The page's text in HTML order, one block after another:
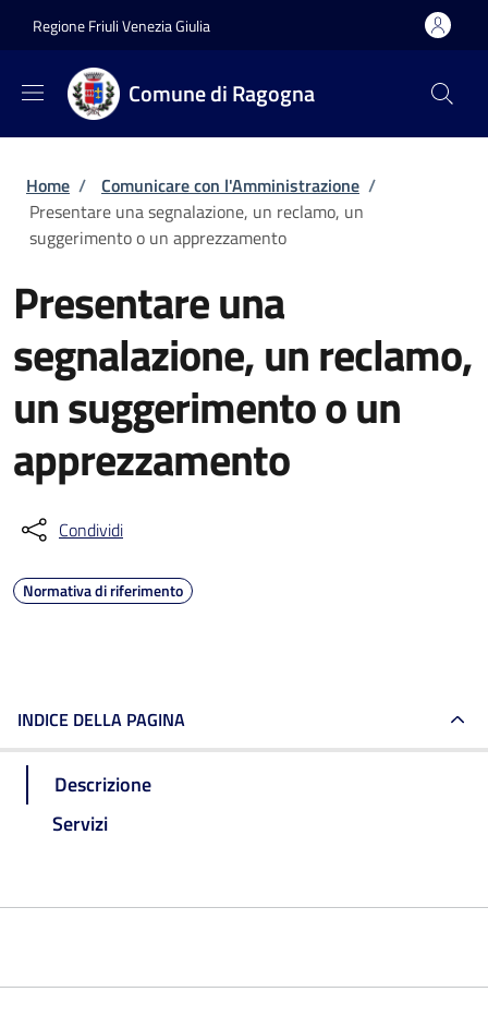
Regione Friuli Venezia Giulia
Comune di Ragogna
Briciole di pane
Home / Comunicare con l'Amministrazione /
Presentare una segnalazione, un reclamo, un
suggerimento o un apprezzamento
Presentare una
segnalazione, un reclamo,
un suggerimento o un
apprezzamento
Condividi
Normativa di riferimento
INDICE DELLA PAGINA
Descrizione
Servizi